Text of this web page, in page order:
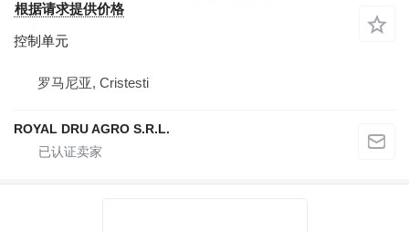
根据请求提供价格
控制单元
罗马尼亚, Cristesti
ROYAL DRU AGRO S.R.L.